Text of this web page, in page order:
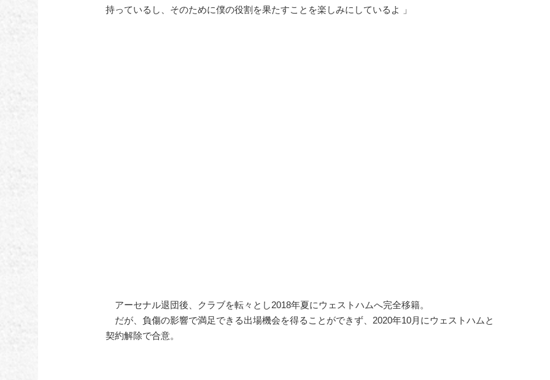
持っているし、そのために僕の役割を果たすことを楽しみにしているよ 」
アーセナル退団後、クラブを転々とし2018年夏にウェストハムへ完全移籍。
だが、負傷の影響で満足できる出場機会を得ることができず、2020年10月にウェストハムと
契約解除で合意。